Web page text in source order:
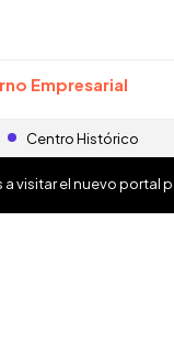
Empresarial
Centro Histórico
a visitar el nuevo